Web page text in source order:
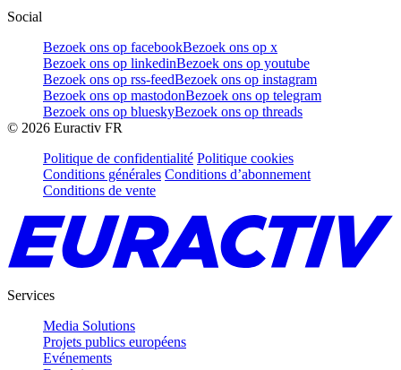
Social
Bezoek ons op facebookBezoek ons op x
Bezoek ons op linkedinBezoek ons op youtube
Bezoek ons op rss-feedBezoek ons op instagram
Bezoek ons op mastodonBezoek ons op telegram
Bezoek ons op blueskyBezoek ons op threads
© 2026 Euractiv FR
Politique de confidentialité Politique cookies
Conditions générales Conditions d’abonnement
Conditions de vente
Services
Media Solutions
Projets publics européens
Evénements